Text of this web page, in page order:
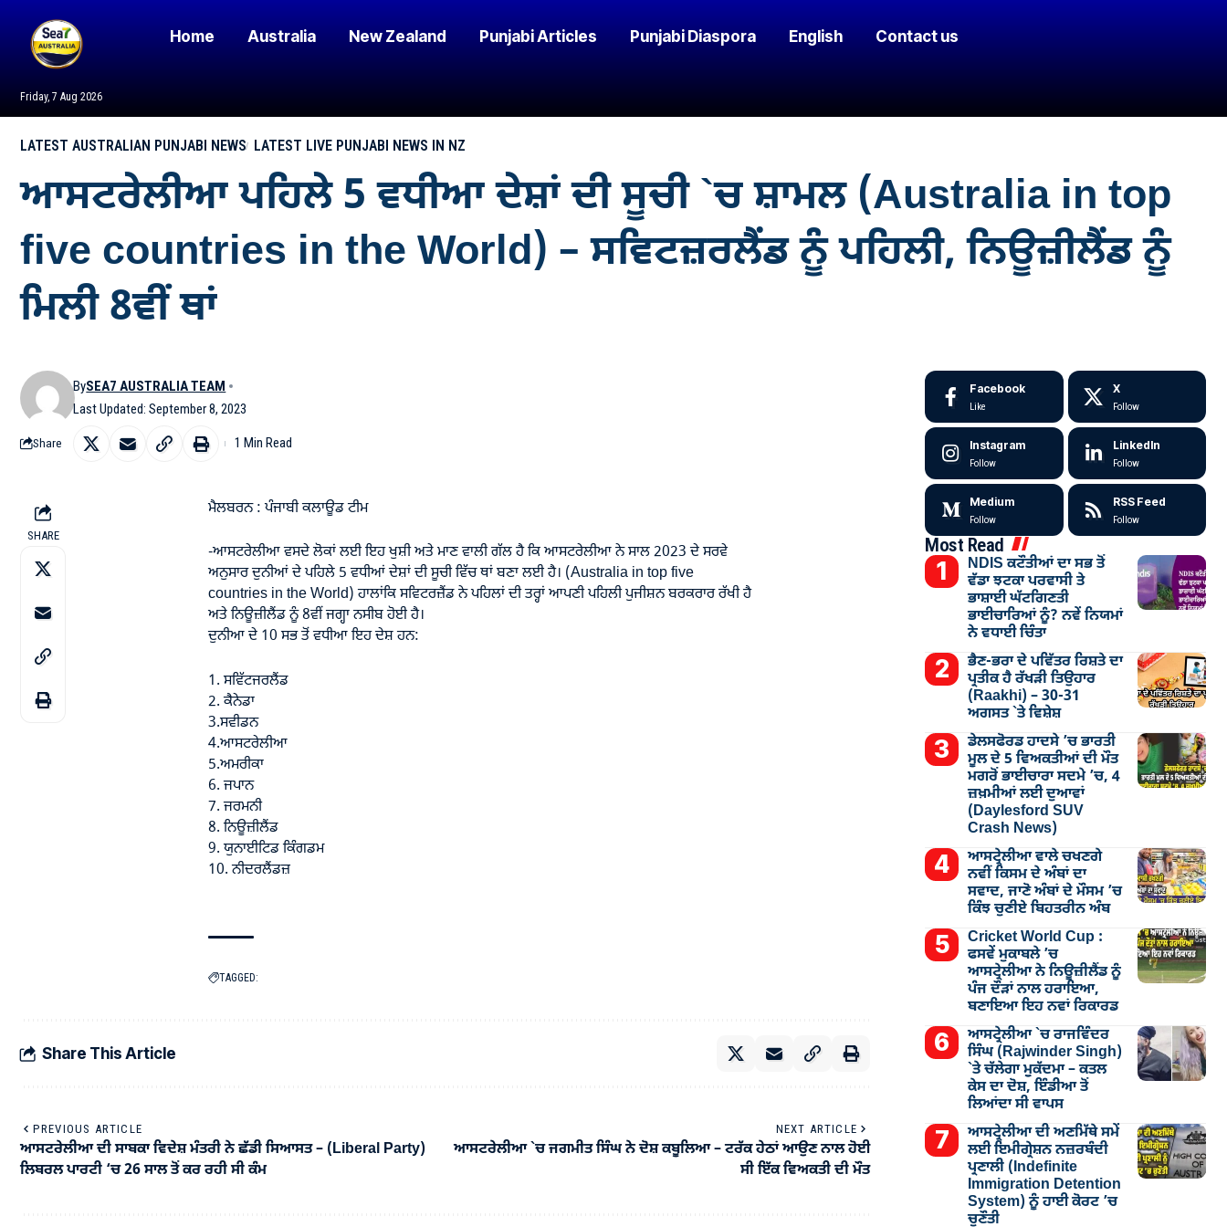
Friday, 7 Aug 2026
Home Australia New Zealand Punjabi Articles Punjabi Diaspora English Contact us
LATEST AUSTRALIAN PUNJABI NEWS LATEST LIVE PUNJABI NEWS IN NZ
ਆਸਟਰੇਲੀਆ ਪਹਿਲੇ 5 ਵਧੀਆ ਦੇਸ਼ਾਂ ਦੀ ਸੂਚੀ `ਚ ਸ਼ਾਮਲ (Australia in top
five countries in the World) – ਸਵਿਟਜ਼ਰਲੈਂਡ ਨੂੰ ਪਹਿਲੀ, ਨਿਊਜ਼ੀਲੈਂਡ ਨੂੰ
ਮਿਲੀ 8ਵੀਂ ਥਾਂ
Last Updated: September 8, 2023
BySEA7 AUSTRALIA TEAM
Share 1 Min Read
SHARE
ਮੈਲਬਰਨ : ਪੰਜਾਬੀ ਕਲਾਊਡ ਟੀਮ
-ਆਸਟਰੇਲੀਆ ਵਸਦੇ ਲੋਕਾਂ ਲਈ ਇਹ ਖੁਸ਼ੀ ਅਤੇ ਮਾਣ ਵਾਲੀ ਗੱਲ ਹੈ ਕਿ ਆਸਟਰੇਲੀਆ ਨੇ ਸਾਲ 2023 ਦੇ ਸਰਵੇ
ਅਨੁਸਾਰ ਦੁਨੀਆਂ ਦੇ ਪਹਿਲੇ 5 ਵਧੀਆਂ ਦੇਸ਼ਾਂ ਦੀ ਸੂਚੀ ਵਿੱਚ ਥਾਂ ਬਣਾ ਲਈ ਹੈ। (Australia in top five
countries in the World) ਹਾਲਾਂਕਿ ਸਵਿਟਰਜ਼ੈਂਡ ਨੇ ਪਹਿਲਾਂ ਦੀ ਤਰ੍ਹਾਂ ਆਪਣੀ ਪਹਿਲੀ ਪੁਜੀਸ਼ਨ ਬਰਕਰਾਰ ਰੱਖੀ ਹੈ
ਅਤੇ ਨਿਊਜ਼ੀਲੈਂਡ ਨੂੰ 8ਵੀਂ ਜਗ੍ਹਾ ਨਸੀਬ ਹੋਈ ਹੈ।
ਦੁਨੀਆ ਦੇ 10 ਸਭ ਤੋਂ ਵਧੀਆ ਇਹ ਦੇਸ਼ ਹਨ:
1. ਸਵਿੱਟਜਰਲੈਂਡ
2. ਕੈਨੇਡਾ
3.ਸਵੀਡਨ
4.ਆਸਟਰੇਲੀਆ
5.ਅਮਰੀਕਾ
6. ਜਪਾਨ
7. ਜਰਮਨੀ
8. ਨਿਊਜ਼ੀਲੈਂਡ
9. ਯੁਨਾਈਟਿਡ ਕਿੰਗਡਮ
10. ਨੀਦਰਲੈਂਡਜ਼
TAGGED:
Share This Article
PREVIOUS ARTICLE
ਆਸਟਰੇਲੀਆ ਦੀ ਸਾਬਕਾ ਵਿਦੇਸ਼ ਮੰਤਰੀ ਨੇ ਛੱਡੀ ਸਿਆਸਤ – (Liberal Party)
ਲਿਬਰਲ ਪਾਰਟੀ ‘ਚ 26 ਸਾਲ ਤੋਂ ਕਰ ਰਹੀ ਸੀ ਕੰਮ
NEXT ARTICLE
ਆਸਟਰੇਲੀਆ `ਚ ਜਗਮੀਤ ਸਿੰਘ ਨੇ ਦੋਸ਼ ਕਬੂਲਿਆ – ਟਰੱਕ ਹੇਠਾਂ ਆਉਣ ਨਾਲ ਹੋਈ
ਸੀ ਇੱਕ ਵਿਅਕਤੀ ਦੀ ਮੌਤ
Facebook
Like
X
Follow
Instagram
Follow
LinkedIn
Follow
Medium
Follow
RSS Feed
Follow
Most Read
NDIS ਕਟੌਤੀਆਂ ਦਾ ਸਭ ਤੋਂ
ਵੱਡਾ ਝਟਕਾ ਪਰਵਾਸੀ ਤੇ
ਭਾਸ਼ਾਈ ਘੱਟਗਿਣਤੀ
ਭਾਈਚਾਰਿਆਂ ਨੂੰ? ਨਵੇਂ ਨਿਯਮਾਂ
ਨੇ ਵਧਾਈ ਚਿੰਤਾ
ਭੈਣ-ਭਰਾ ਦੇ ਪਵਿੱਤਰ ਰਿਸ਼ਤੇ ਦਾ
ਪ੍ਰਤੀਕ ਹੈ ਰੱਖੜੀ ਤਿਉਹਾਰ
(Raakhi) – 30-31
ਅਗਸਤ `ਤੇ ਵਿਸ਼ੇਸ਼
ਡੇਲਸਫੋਰਡ ਹਾਦਸੇ ’ਚ ਭਾਰਤੀ
ਮੂਲ ਦੇ 5 ਵਿਅਕਤੀਆਂ ਦੀ ਮੌਤ
ਮਗਰੋਂ ਭਾਈਚਾਰਾ ਸਦਮੇ ’ਚ, 4
ਜ਼ਖ਼ਮੀਆਂ ਲਈ ਦੁਆਵਾਂ
(Daylesford SUV
Crash News)
ਆਸਟ੍ਰੇਲੀਆ ਵਾਲੇ ਚਖਣਗੇ
ਨਵੀਂ ਕਿਸਮ ਦੇ ਅੰਬਾਂ ਦਾ
ਸਵਾਦ, ਜਾਣੋ ਅੰਬਾਂ ਦੇ ਮੌਸਮ ’ਚ
ਕਿੰਝ ਚੁਣੀਏ ਬਿਹਤਰੀਨ ਅੰਬ
Cricket World Cup :
ਫਸਵੇਂ ਮੁਕਾਬਲੇ ’ਚ
ਆਸਟ੍ਰੇਲੀਆ ਨੇ ਨਿਊਜ਼ੀਲੈਂਡ ਨੂੰ
ਪੰਜ ਦੌੜਾਂ ਨਾਲ ਹਰਾਇਆ,
ਬਣਾਇਆ ਇਹ ਨਵਾਂ ਰਿਕਾਰਡ
ਆਸਟ੍ਰੇਲੀਆ `ਚ ਰਾਜਵਿੰਦਰ
ਸਿੰਘ (Rajwinder Singh)
`ਤੇ ਚੱਲੇਗਾ ਮੁੁਕੱਦਮਾ – ਕਤਲ
ਕੇਸ ਦਾ ਦੋਸ਼, ਇੰਡੀਆ ਤੋਂ
ਲਿਆਂਦਾ ਸੀ ਵਾਪਸ
ਆਸਟ੍ਰੇਲੀਆ ਦੀ ਅਣਮਿੱਥੇ ਸਮੇਂ
ਲਈ ਇਮੀਗ੍ਰੇਸ਼ਨ ਨਜ਼ਰਬੰਦੀ
ਪ੍ਰਣਾਲੀ (Indefinite
Immigration Detention
System) ਨੂੰ ਹਾਈ ਕੋਰਟ ’ਚ
ਚੁਣੌਤੀ